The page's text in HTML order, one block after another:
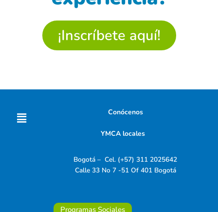
¡Inscríbete aquí!
Menú Conócenos
YMCA locales
Bogotá – Cel. (+57) 311 2025642
Calle 33 No 7 -51 Of 401 Bogotá
Programas Sociales